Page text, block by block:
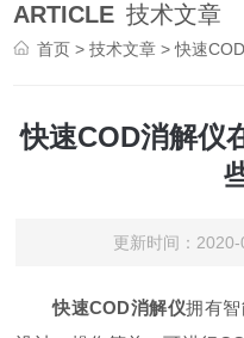
ARTICLE 技术文章
首页 >技术文章 > 快速
快速COD消解仪
更新时间：
快速COD消解仪拥有